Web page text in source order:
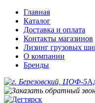
Главная
Каталог
Доставка и оплата
Контакты магазинов
Лизинг грузовых
О компании
Бренды